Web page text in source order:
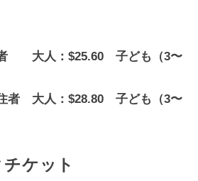
者 大人：$25.60 子ども（3〜
住者 大人：$28.80 子ども（3〜
ケット